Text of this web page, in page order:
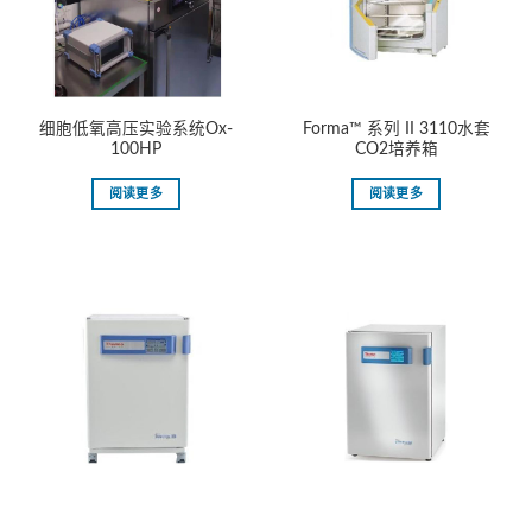
细胞低氧高压实验系统Ox-
100HP
阅读更多
Forma™ 系列 II 3110水套
CO2培养箱
阅读更多